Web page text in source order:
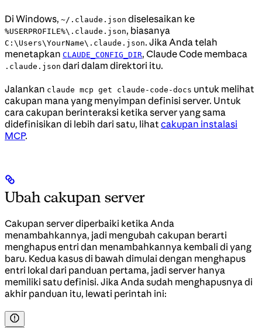
Di Windows, ~/.claude.json diselesaikan ke
%USERPROFILE%\.claude.json, biasanya
C:\Users\YourName\.claude.json. Jika Anda telah
menetapkan CLAUDE_CONFIG_DIR, Claude Code membaca
.claude.json dari dalam direktori itu.
Jalankan claude mcp get claude-code-docs untuk melihat
cakupan mana yang menyimpan definisi server. Untuk
cara cakupan berinteraksi ketika server yang sama
didefinisikan di lebih dari satu, lihat cakupan instalasi
MCP.
Ubah cakupan server
Cakupan server diperbaiki ketika Anda
menambahkannya, jadi mengubah cakupan berarti
menghapus entri dan menambahkannya kembali di yang
baru. Kedua kasus di bawah dimulai dengan menghapus
entri lokal dari panduan pertama, jadi server hanya
memiliki satu definisi. Jika Anda sudah menghapusnya di
akhir panduan itu, lewati perintah ini: